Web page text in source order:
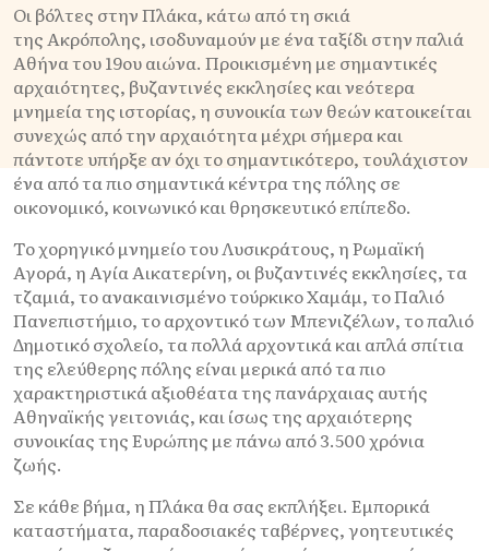
Οι βόλτες στην Πλάκα, κάτω από τη σκιά
της Ακρόπολης, ισοδυναμούν με ένα ταξίδι στην παλιά
Αθήνα του 19ου αιώνα. Προικισμένη με σημαντικές
αρχαιότητες, βυζαντινές εκκλησίες και νεότερα
μνημεία της ιστορίας, η συνοικία των θεών κατοικείται
συνεχώς από την αρχαιότητα μέχρι σήμερα και
πάντοτε υπήρξε αν όχι το σημαντικότερο, τουλάχιστον
ένα από τα πιο σημαντικά κέντρα της πόλης σε
οικονομικό, κοινωνικό και θρησκευτικό επίπεδο.
Το χορηγικό μνημείο του Λυσικράτους, η Ρωμαϊκή
Αγορά, η Αγία Αικατερίνη, οι βυζαντινές εκκλησίες, τα
τζαμιά, το ανακαινισμένο τούρκικο Χαμάμ, το Παλιό
Πανεπιστήμιο, το αρχοντικό των Μπενιζέλων, το παλιό
Δημοτικό σχολείο, τα πολλά αρχοντικά και απλά σπίτια
της ελεύθερης πόλης είναι μερικά από τα πιο
χαρακτηριστικά αξιοθέατα της πανάρχαιας αυτής
Αθηναϊκής γειτονιάς, και ίσως της αρχαιότερης
συνοικίας της Ευρώπης με πάνω από 3.500 χρόνια
ζωής.
Σε κάθε βήμα, η Πλάκα θα σας εκπλήξει. Εμπορικά
καταστήματα, παραδοσιακές ταβέρνες, γοητευτικές